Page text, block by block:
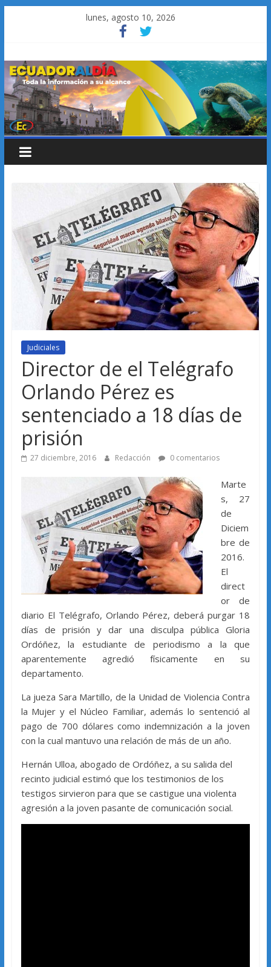
lunes, agosto 10, 2026
Judiciales
Director de el Telégrafo
Orlando Pérez es
sentenciado a 18 días de
prisión
27 diciembre, 2016 Redacción 0 comentarios
Marte
s, 27
de
Diciem
bre de
2016.
El
direct
or de
diario El Telégrafo, Orlando Pérez, deberá purgar 18
días de prisión y dar una disculpa pública Gloria
Ordóñez, la estudiante de periodismo a la que
aparentemente agredió físicamente en su
departamento.
La jueza Sara Martillo, de la Unidad de Violencia Contra
la Mujer y el Núcleo Familiar, además lo sentenció al
pago de 700 dólares como indemnización a la joven
con la cual mantuvo una relación de más de un año.
Hernán Ulloa, abogado de Ordóñez, a su salida del
recinto judicial estimó que los testimonios de los
testigos sirvieron para que se castigue una violenta
agresión a la joven pasante de comunicación social.